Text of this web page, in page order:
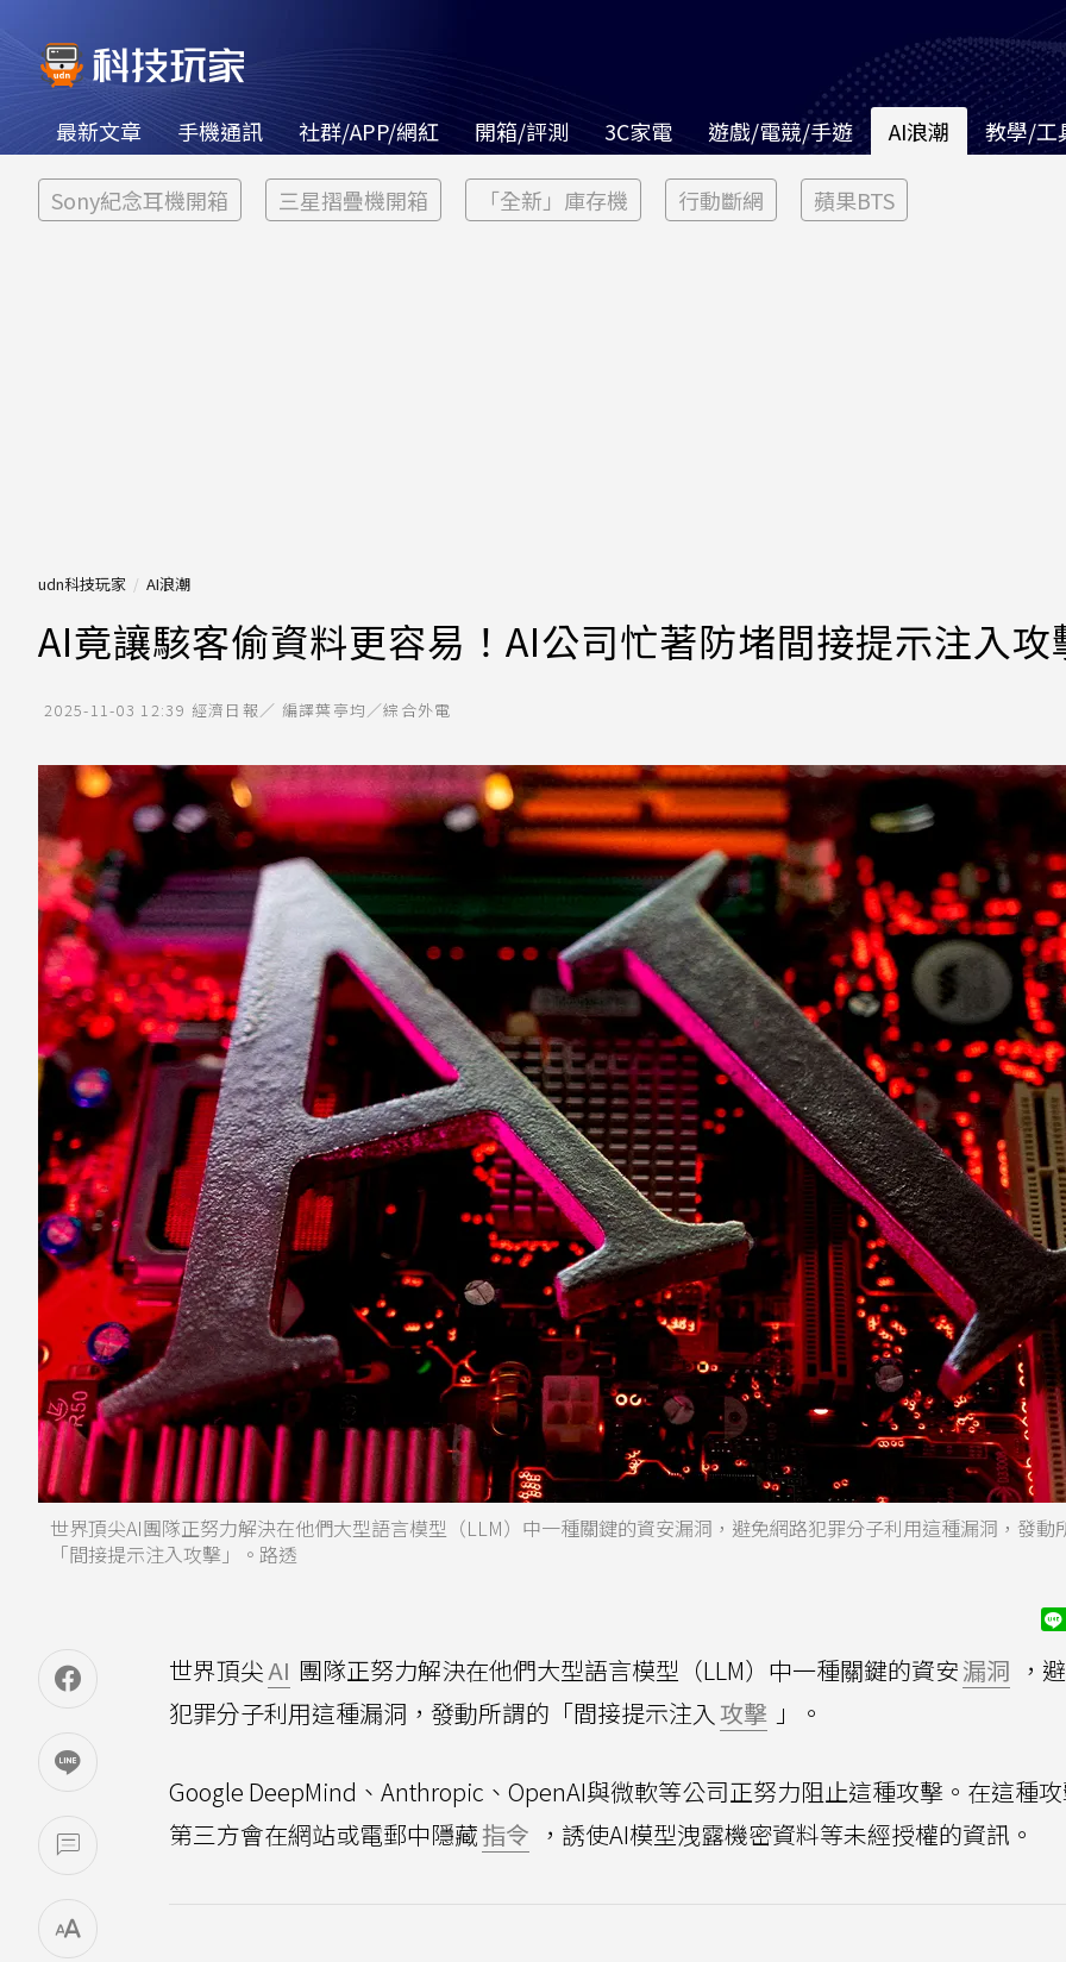
最新文章 手機通訊 社群/APP/網紅 開箱/評測 3C家電 遊戲/電競/手遊 AI浪潮 教學/工
Sony紀念耳機開箱 三星摺疊機開箱 「全新」庫存機 行動斷網 蘋果BTS
udn科技玩家 AI浪潮
AI竟讓駭客偷資料更容易！AI公司忙著防堵間接提示注入攻
2025-11-03 12:39 經濟日報／ 編譯葉亭均／綜合外電
世界頂尖AI團隊正努力解決在他們大型語言模型（LLM）中一種關鍵的資安漏洞，避免網路犯罪分子利用這種漏洞，發動
「間接提示注入攻擊」。路透
世界頂尖AI 團隊正努力解決在他們大型語言模型（LLM）中一種關鍵的資安漏洞 ，
犯罪分子利用這種漏洞，發動所謂的「間接提示注入 攻擊 」。
Google DeepMind、Anthropic、OpenAI與微軟等公司正努力阻止這種攻擊。在這種
第三方會在網站或電郵中隱藏指令 ，誘使AI模型洩露機密資料等未經授權的資訊。